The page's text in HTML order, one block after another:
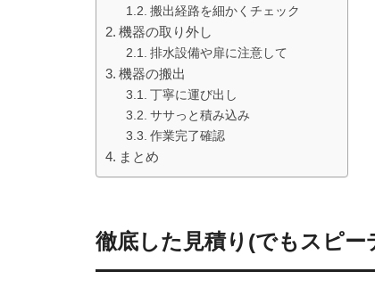
搬出経路を細かくチェック
機器の取り外し
排水設備や扉に注意して
機器の搬出
丁寧に運び出し
ササっと積み込み
作業完了確認
まとめ
徹底した見積り(でもスピー